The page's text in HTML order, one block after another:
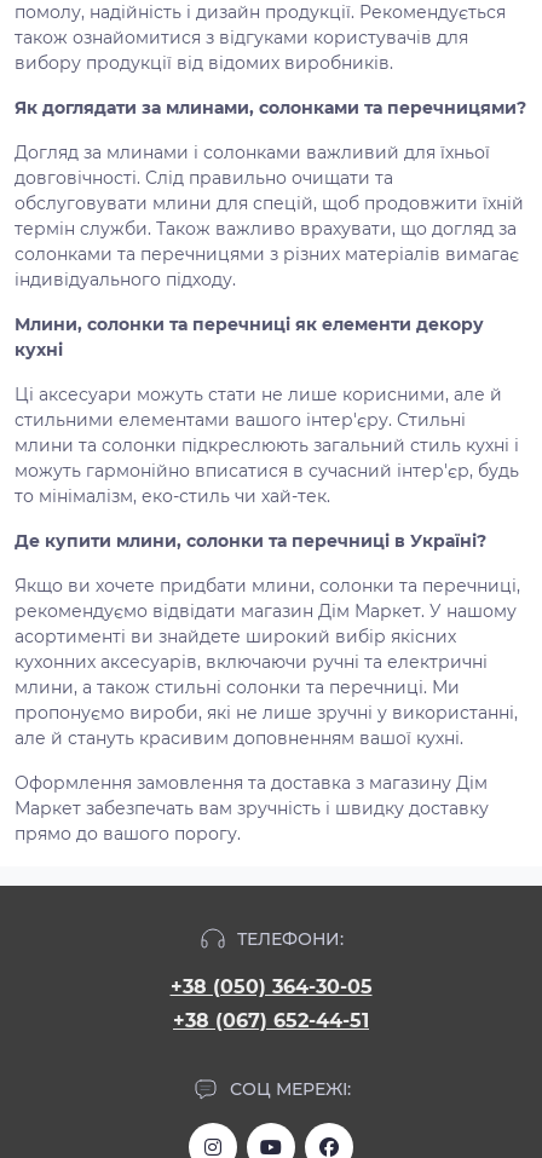
помолу, надійність і дизайн продукції. Рекомендується
також ознайомитися з відгуками користувачів для
вибору продукції від відомих виробників.
Як доглядати за млинами, солонками та перечницями?
Догляд за млинами і солонками важливий для їхньої
довговічності. Слід правильно очищати та
обслуговувати млини для спецій, щоб продовжити їхній
термін служби. Також важливо врахувати, що догляд за
солонками та перечницями з різних матеріалів вимагає
індивідуального підходу.
Млини, солонки та перечниці як елементи декору
кухні
Ці аксесуари можуть стати не лише корисними, але й
стильними елементами вашого інтер'єру. Стильні
млини та солонки підкреслюють загальний стиль кухні і
можуть гармонійно вписатися в сучасний інтер'єр, будь
то мінімалізм, еко-стиль чи хай-тек.
Де купити млини, солонки та перечниці в Україні?
Якщо ви хочете придбати млини, солонки та перечниці,
рекомендуємо відвідати магазин Дім Маркет. У нашому
асортименті ви знайдете широкий вибір якісних
кухонних аксесуарів, включаючи ручні та електричні
млини, а також стильні солонки та перечниці. Ми
пропонуємо вироби, які не лише зручні у використанні,
але й стануть красивим доповненням вашої кухні.
Оформлення замовлення та доставка з магазину Дім
Маркет забезпечать вам зручність і швидку доставку
прямо до вашого порогу.
ТЕЛЕФОНИ:
+38 (050) 364-30-05
+38 (067) 652-44-51
СОЦ МЕРЕЖІ: